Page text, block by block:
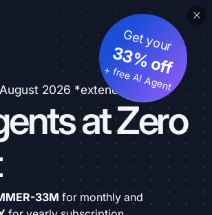
2026 *extended
at Zero
Get your
33% off
+ free AI Agent
33M for monthly and